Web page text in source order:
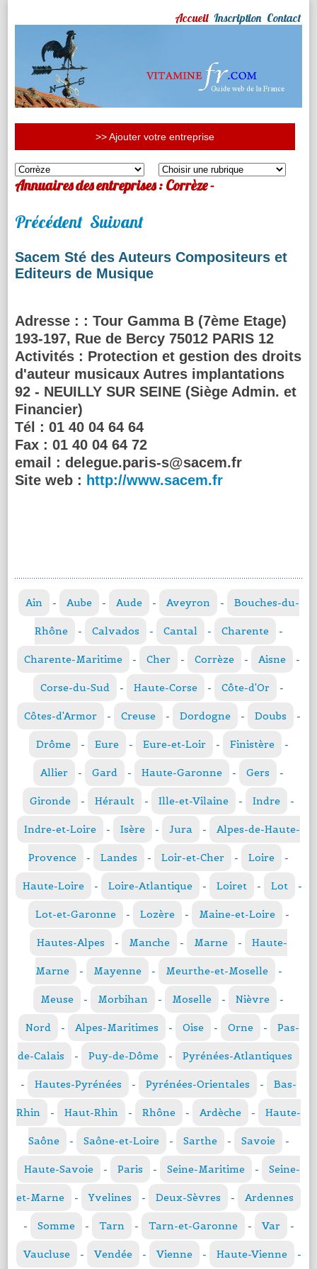
Accueil Inscription Contact
>> Ajouter votre entreprise
Annuaires des entreprises : Corrèze -
Précédent Suivant
Sacem Sté des Auteurs Compositeurs et
Editeurs de Musique
Adresse : : Tour Gamma B (7ème Etage)
193-197, Rue de Bercy 75012 PARIS 12
Activités : Protection et gestion des droits
d'auteur musicaux Autres implantations
92 - NEUILLY SUR SEINE (Siège Admin. et
Financier)
Tél : 01 40 04 64 64
Fax : 01 40 04 64 72
email : delegue.paris-s@sacem.fr
Site web : http://www.sacem.fr
Ain - Aube - Aude - Aveyron - Bouches-du-
Rhône - Calvados - Cantal - Charente -
Charente-Maritime - Cher - Corrèze - Aisne -
Corse-du-Sud - Haute-Corse - Côte-d'Or -
Côtes-d'Armor - Creuse - Dordogne - Doubs -
Drôme - Eure - Eure-et-Loir - Finistère -
Allier - Gard - Haute-Garonne - Gers -
Gironde - Hérault - Ille-et-Vilaine - Indre -
Indre-et-Loire - Isère - Jura - Alpes-de-Haute-
Provence - Landes - Loir-et-Cher - Loire -
Haute-Loire - Loire-Atlantique - Loiret - Lot -
Lot-et-Garonne - Lozère - Maine-et-Loire -
Hautes-Alpes - Manche - Marne - Haute-
Marne - Mayenne - Meurthe-et-Moselle -
Meuse - Morbihan - Moselle - Nièvre -
Nord - Alpes-Maritimes - Oise - Orne - Pas-
de-Calais - Puy-de-Dôme - Pyrénées-Atlantiques
- Hautes-Pyrénées - Pyrénées-Orientales - Bas-
Rhin - Haut-Rhin - Rhône - Ardèche - Haute-
Saône - Saône-et-Loire - Sarthe - Savoie -
Haute-Savoie - Paris - Seine-Maritime - Seine-
et-Marne - Yvelines - Deux-Sèvres - Ardennes
- Somme - Tarn - Tarn-et-Garonne - Var -
Vaucluse - Vendée - Vienne - Haute-Vienne -